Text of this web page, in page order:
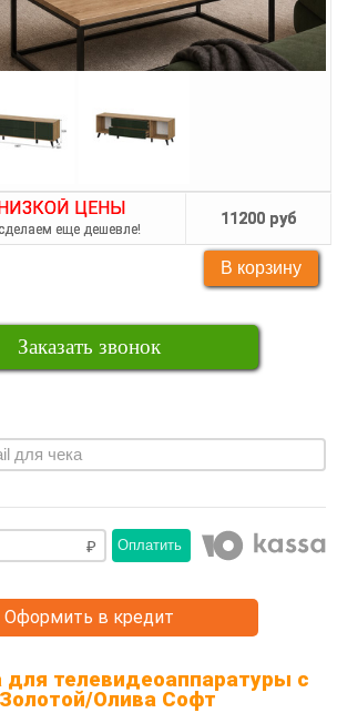
ЦЕНЫ
еще дешевле!
11200 руб
Заказать звонок
Оплатить
Оформить в кредит
телевидеоаппаратуры с
Олива Софт